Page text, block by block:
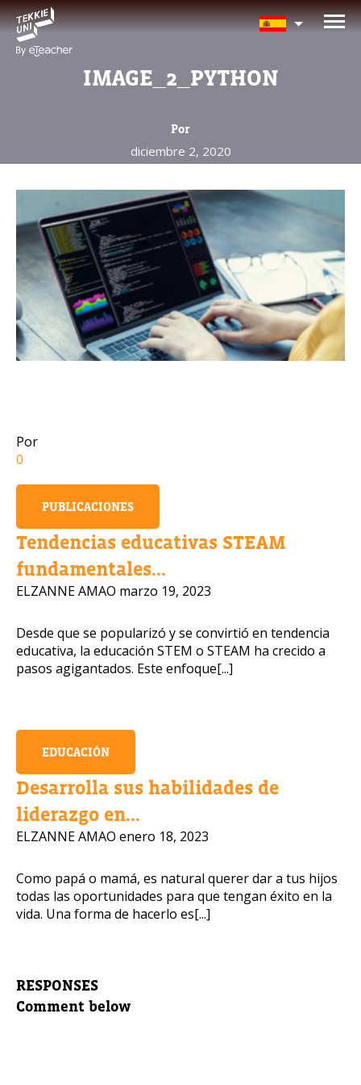
IMAGE_2_PYTHON
Por
diciembre 2, 2020
Por
0
PUBLICACIONES
Tendencias educativas STEAM
fundamentales...
ELZANNE AMAO marzo 19, 2023
Desde que se popularizó y se convirtió en tendencia
educativa, la educación STEM o STEAM ha crecido a
pasos agigantados. Este enfoque[...]
EDUCACIÓN
Desarrolla sus habilidades de
liderazgo en...
ELZANNE AMAO enero 18, 2023
Como papá o mamá, es natural querer dar a tus hijos
todas las oportunidades para que tengan éxito en la
vida. Una forma de hacerlo es[...]
RESPONSES
Comment below
¿Te interesan nuestros
programas?
Nombre completo del padre/madre
La edad de su hijo/a
La edad de su hijo/a
Correo electrónico del padre/madre
OBTENER INFORMACIÓN